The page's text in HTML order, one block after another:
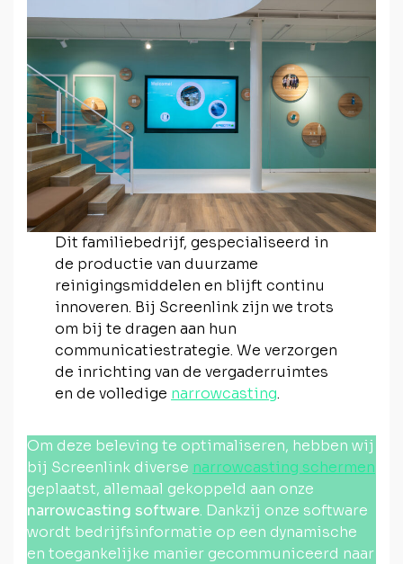
Dit familiebedrijf, gespecialiseerd in
de productie van duurzame
reinigingsmiddelen en blijft continu
innoveren. Bij Screenlink zijn we trots
om bij te dragen aan hun
communicatiestrategie. We verzorgen
de inrichting van de vergaderruimtes
en de volledige narrowcasting.
Om deze beleving te optimaliseren, hebben wij
bij Screenlink diverse narrowcasting schermen
geplaatst, allemaal gekoppeld aan onze
narrowcasting software. Dankzij onze software
wordt bedrijfsinformatie op een dynamische
en toegankelijke manier gecommuniceerd naar